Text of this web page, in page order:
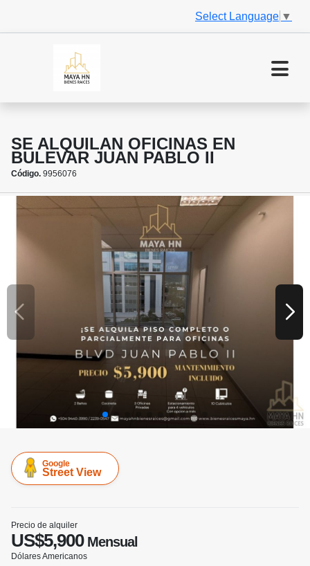
Select Language ▼
SE ALQUILAN OFICINAS EN
BULEVAR JUAN PABLO II
Código. 9956076
Google
Street View
Precio de alquiler
US$5,900Mensual
Dólares Americanos